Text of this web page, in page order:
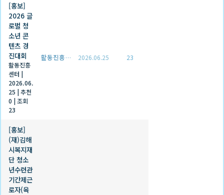
[홍보]
2026 글
로벌 청
소년 콘
텐츠 경
진대회
활동진흥
센터 |
2026.06.
25 |추천
0 |조회
23
활동진흥센터 2026.06.25 23
[홍보]
(재)김해
시복지재
단 청소
년수련관
기간제근
로자(육